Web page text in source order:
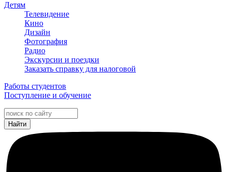
Детям
Телевидение
Кино
Дизайн
Фотография
Радио
Экскурсии и поездки
Заказать справку для налоговой
Работы студентов
Поступление и обучение